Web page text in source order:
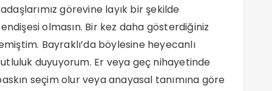
görevine layık bir şekilde
olmasın. Bir kez daha gösterdiğiniz
Bayraklı’da böylesine heyecanlı
duyuyorum. Er veya geç nihayetinde
seçim olur veya anayasal tanımına göre